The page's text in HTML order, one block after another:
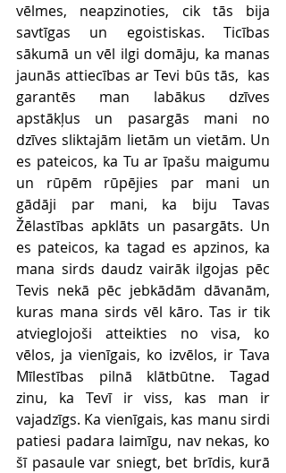
vēlmes, neapzinoties, cik tās bija
savtīgas un egoistiskas. Ticības
sākumā un vēl ilgi domāju, ka manas
jaunās attiecības ar Tevi būs tās,  kas
garantēs man labākus dzīves
apstākļus un pasargās mani no
dzīves sliktajām lietām un vietām. Un
es pateicos, ka Tu ar īpašu maigumu
un rūpēm rūpējies par mani un
gādāji par mani, ka biju Tavas
Žēlastības apklāts un pasargāts. Un
es pateicos, ka tagad es apzinos, ka
mana sirds daudz vairāk ilgojas pēc
Tevis nekā pēc jebkādām dāvanām,
kuras mana sirds vēl kāro. Tas ir tik
atvieglojoši atteikties no visa, ko
vēlos, ja vienīgais, ko izvēlos, ir Tava
Mīlestības pilnā klātbūtne. Tagad
zinu, ka Tevī ir viss, kas man ir
vajadzīgs. Ka vienīgais, kas manu sirdi
patiesi padara laimīgu, nav nekas, ko
šī pasaule var sniegt, bet brīdis, kurā